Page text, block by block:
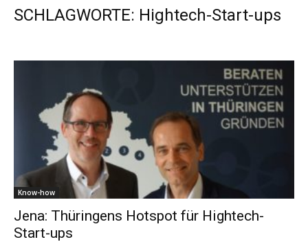
SCHLAGWORTE: Hightech-Start-ups
Know-how
Jena: Thüringens Hotspot für Hightech-
Start-ups